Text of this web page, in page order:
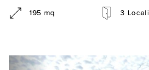
195 mq 3 Locali